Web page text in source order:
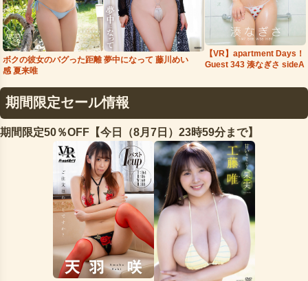
ボクの彼女のバグった距離
感 夏来唯
夢中になって 藤川めい
【VR】apartment Days！
Guest 343 湊なぎさ sideA
期間限定セール情報
期間限定50％OFF【今日（8月7日）23時59分まで】